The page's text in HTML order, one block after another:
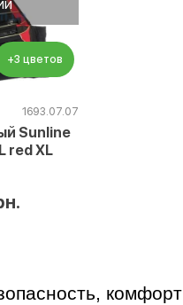
+3 цветов
1693.07.07
Sunline
red XL
комфорт